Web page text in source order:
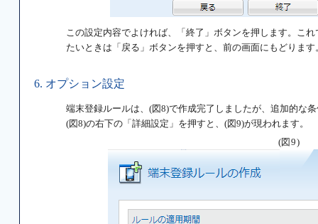
この設定内容でよければ、「終了」ボタンを押します。これ
たいときは「戻る」ボタンを押すと、前の画面にもどります
6. オプション設定
端末登録ルールは、(図8)で作成完了しましたが、追加的な
(図8)の右下の「詳細設定」を押すと、(図9)が現われます。
(図9)